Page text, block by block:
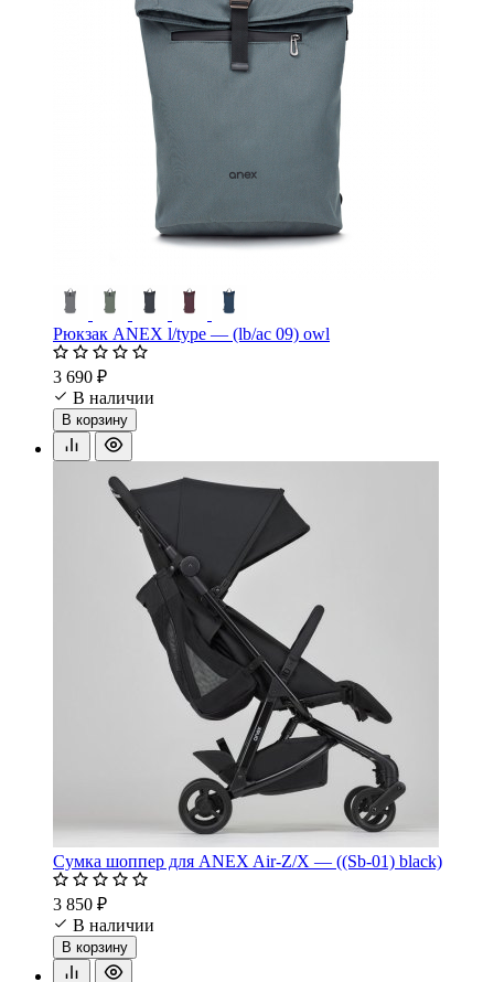
Рюкзак ANEX l/type — (lb/ac 09) owl
3 690 ₽
В наличии
В корзину
Сумка шоппер для ANEX Air-Z/X — ((Sb-01) black)
3 850 ₽
В наличии
В корзину